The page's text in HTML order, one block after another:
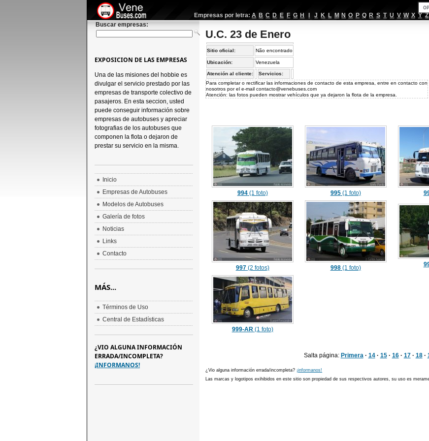
Empresas por letra: A B C D E F G H J K L M N O P Q R S T U V W X Y Z
Buscar empresas:
U.C. 23 de Enero
Sitio oficial: Não encontrado
Ubicación: Venezuela
Atención al cliente:
Servicios:
Para completar o rectificar las informaciones de contacto de esta empresa, entre en contacto con
nosotros por el e-mailcontacto@venebuses.com
Atención: las fotos pueden mostrar vehículos que ya dejaron la flota de la empresa.
994(1 foto) 995(1 foto)
997(2 fotos) 998(1 foto)
999-AR(1 foto)
Salta página: Primera· 14· 15· 16· 17· 18·
¿Vio alguna información errada/incompleta? ¡informanos!
Las marcas y logotipos exihibidos en este sitio son propiedad de sus respectivos autores, su uso es
EXPOSICION DE LAS EMPRESAS
Una de las misiones del hobbie es
divulgar el servicio prestado por las
empresas de transporte colectivo de
pasajeros. En esta seccion, usted
puede conseguir información sobre
empresas de autobuses y apreciar
fotografias de los autobuses que
componen la flota o dejaron de
prestar su servicio en la misma.
Inicio
Empresas de Autobuses
Modelos de Autobuses
Galería de fotos
Noticias
Links
Contacto
MÁS...
Términos de Uso
Central de Estadísticas
¿VIO ALGUNA INFORMACIÓN
ERRADA/INCOMPLETA?
¡INFORMANOS!